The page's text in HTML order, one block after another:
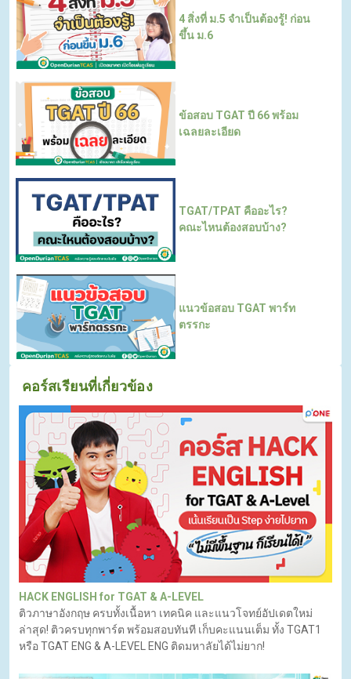
4 สิ่งที่ ม.5 จำเป็นต้องรู้! ก่อน
ขึ้น ม.6
ข้อสอบ TGAT ปี 66 พร้อม
เฉลยละเอียด
TGAT/TPAT คืออะไร?
คณะไหนต้องสอบบ้าง?
แนวข้อสอบ TGAT พาร์ท
ตรรกะ
คอร์สเรียนที่เกี่ยวข้อง
HACK ENGLISH for TGAT & A-LEVEL
ติวภาษาอังกฤษ ครบทั้งเนื้อหา เทคนิค และแนวโจทย์อัปเดตใหม่
ล่าสุด! ติวครบทุกพาร์ต พร้อมสอบทันที เก็บคะแนนเต็ม ทั้ง TGAT1
หรือ TGAT ENG & A-LEVEL ENG ติดมหาลัยได้ไม่ยาก!